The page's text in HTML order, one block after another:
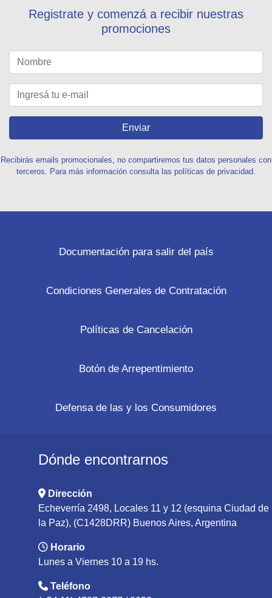
Registrate y comenzá a recibir nuestras
promociones
Enviar
Recibirás emails promocionales, no compartiremos tus datos personales con
terceros. Para más información consulta las políticas de privacidad.
Documentación para salir del país
Condiciones Generales de Contratación
Políticas de Cancelación
Botón de Arrepentimiento
Defensa de las y los Consumidores
Dónde encontrarnos
Dirección
Echeverría 2498, Locales 11 y 12 (esquina Ciudad de
la Paz), (C1428DRR) Buenos Aires, Argentina
Horario
Lunes a Viernes 10 a 19 hs.
Teléfono